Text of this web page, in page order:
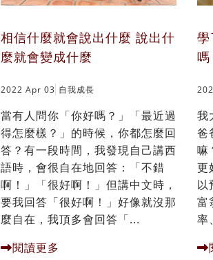
相信什麼就會說出什麼 說出什
麼就會變成什麼
2022 Apr 03 自我成長
當有人問你「你好嗎？」「最近過
得怎麼樣？」的時候，你都怎麼回
答？有一段時間，我發現自己講西
語時，會很自在地回答：「不錯
啊！」「很好啊！」但講中文時，
要我回答「很好啊！」好像就沒那
麼自在，我頂多會回答「...
閱讀更多
嗎
我
爸
嘛
更
以
富
率